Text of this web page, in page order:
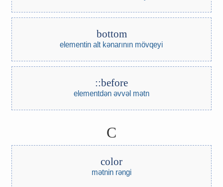
bottom
elementin alt kənarının mövqeyi
::before
elementdən əvvəl mətn
C
color
mətnin rəngi